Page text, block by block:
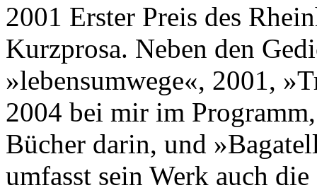
2001 Erster Preis des
Kurzprosa. Neben den
»lebensumwege«, 2001,
2004 bei mir im
Bücher darin, und
umfasst sein Werk auch